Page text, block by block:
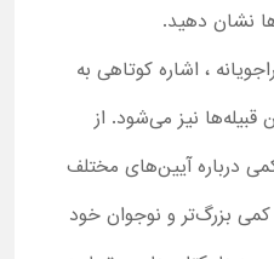
نشان دهید.
، اشاره کوتاهی به
نیز می‌شود. از
درباره آیین‌های مختلف
بزرگ‌تر و نوجوان خود